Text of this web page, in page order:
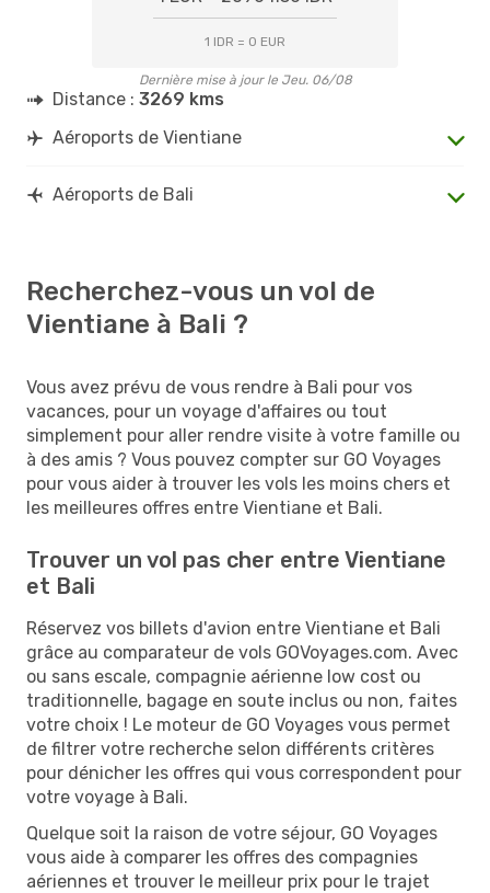
1 IDR = 0 EUR
Dernière mise à jour le Jeu. 06/08
Distance : 3269 kms
Aéroports de Vientiane
Aéroports de Bali
Recherchez-vous un vol de
Vientiane à Bali ?
Vous avez prévu de vous rendre à Bali pour vos
vacances, pour un voyage d'affaires ou tout
simplement pour aller rendre visite à votre famille ou
à des amis ? Vous pouvez compter sur GO Voyages
pour vous aider à trouver les vols les moins chers et
les meilleures offres entre Vientiane et Bali.
Trouver un vol pas cher entre Vientiane
et Bali
Réservez vos billets d'avion entre Vientiane et Bali
grâce au comparateur de vols GOVoyages.com. Avec
ou sans escale, compagnie aérienne low cost ou
traditionnelle, bagage en soute inclus ou non, faites
votre choix ! Le moteur de GO Voyages vous permet
de filtrer votre recherche selon différents critères
pour dénicher les offres qui vous correspondent pour
votre voyage à Bali.
Quelque soit la raison de votre séjour, GO Voyages
vous aide à comparer les offres des compagnies
aériennes et trouver le meilleur prix pour le trajet